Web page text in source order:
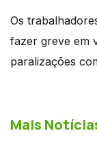
Os
fazer greve em
paralizações
Mais